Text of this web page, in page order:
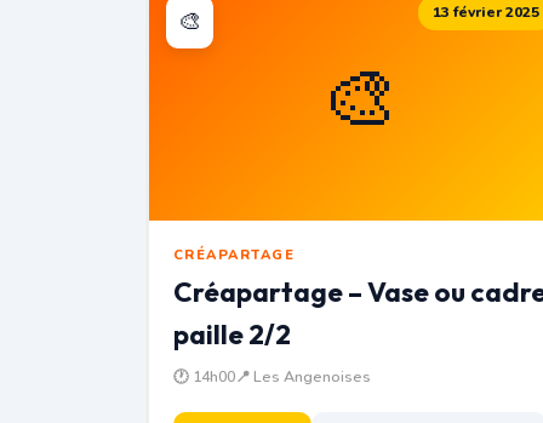
🎨
🎨 13 février 2025
CRÉAPARTAGE
Créapartage – Vase ou
paille 2/2
🕐 14h00📍 Les Angenoises